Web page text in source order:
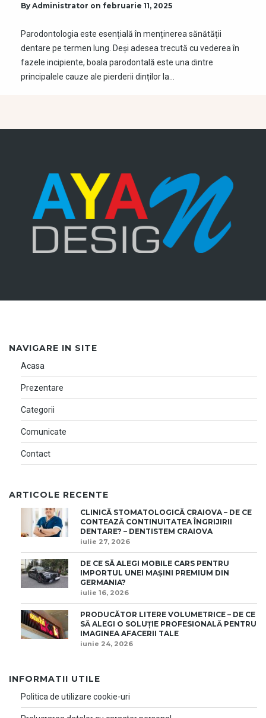
By Administrator on februarie 11, 2025
Parodontologia este esențială în menținerea sănătății
dentare pe termen lung. Deși adesea trecută cu vederea în
fazele incipiente, boala parodontală este una dintre
principalele cauze ale pierderii dinților la…
NAVIGARE IN SITE
Acasa
Prezentare
Categorii
Comunicate
Contact
ARTICOLE RECENTE
CLINICĂ STOMATOLOGICĂ CRAIOVA – DE CE
CONTEAZĂ CONTINUITATEA ÎNGRIJIRII
DENTARE? – DENTISTEM CRAIOVA
iulie 27, 2026
DE CE SĂ ALEGI MOBILE CARS PENTRU
IMPORTUL UNEI MAȘINI PREMIUM DIN
GERMANIA?
iulie 16, 2026
PRODUCĂTOR LITERE VOLUMETRICE – DE CE
SĂ ALEGI O SOLUȚIE PROFESIONALĂ PENTRU
IMAGINEA AFACERII TALE
iunie 24, 2026
INFORMATII UTILE
Politica de utilizare cookie-uri